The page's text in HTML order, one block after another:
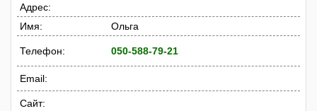
Адрес:
Имя:
Ольга
Телефон: 050-588-79-21
Email:
Сайт: